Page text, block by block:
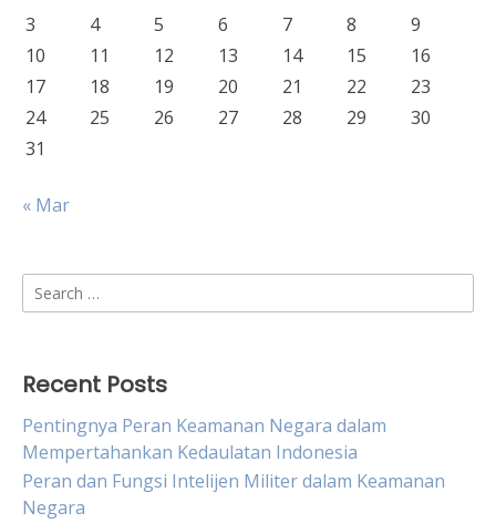
3
4 5 6 7 8
9
10
11 12 13 14 15
16
17
18 19 20 21 22
23
24
25 26 27 28 29
30
31
« Mar
Search
for:
Recent Posts
Pentingnya Peran Keamanan Negara dalam
Mempertahankan Kedaulatan Indonesia
Peran dan Fungsi Intelijen Militer dalam Keamanan
Negara